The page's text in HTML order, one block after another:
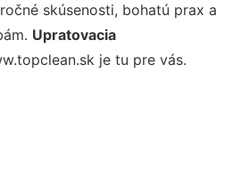
skúsenosti, bohatú prax a
Upratovacia
je tu pre vás.